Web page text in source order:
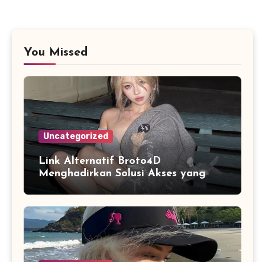
You Missed
Uncategorized
Link Alternatif Broto4D
Menghadirkan Solusi Akses yang
Stabil di Berbagai Perangkat
Digital